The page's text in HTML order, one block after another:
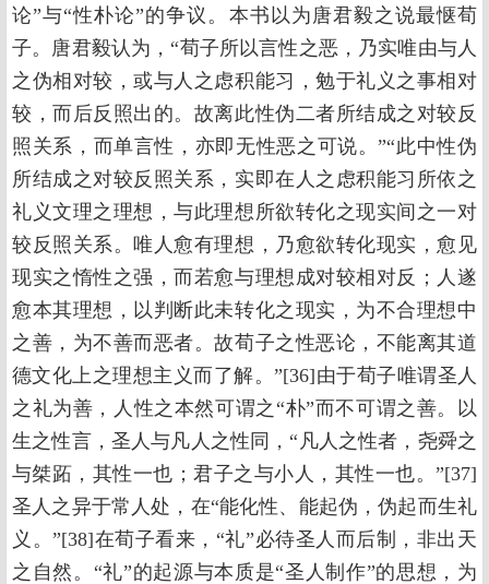
论”与“性朴论”的争议。本书以为唐君毅之说最惬荀
子。唐君毅认为，“荀子所以言性之恶，乃实唯由与人
之伪相对较，或与人之虑积能习，勉于礼义之事相对
较，而后反照出的。故离此性伪二者所结成之对较反
照关系，而单言性，亦即无性恶之可说。”“此中性伪
所结成之对较反照关系，实即在人之虑积能习所依之
礼义文理之理想，与此理想所欲转化之现实间之一对
较反照关系。唯人愈有理想，乃愈欲转化现实，愈见
现实之惰性之强，而若愈与理想成对较相对反；人遂
愈本其理想，以判断此未转化之现实，为不合理想中
之善，为不善而恶者。故荀子之性恶论，不能离其道
德文化上之理想主义而了解。”[36]由于荀子唯谓圣人
之礼为善，人性之本然可谓之“朴”而不可谓之善。以
生之性言，圣人与凡人之性同，“凡人之性者，尧舜之
与桀跖，其性一也；君子之与小人，其性一也。”[37]
圣人之异于常人处，在“能化性、能起伪，伪起而生礼
义。”[38]在荀子看来，“礼”必待圣人而后制，非出天
之自然。“礼”的起源与本质是“圣人制作”的思想，为